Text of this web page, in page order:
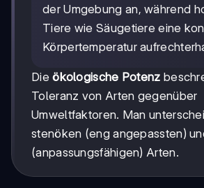
der Umgebung an, während
Tiere wie Säugetiere eine
Körpertemperatur
Dieökologische Potenz
Toleranz von Arten gegenüber
Umweltfaktoren. Man
stenöken (eng angepassten)
(anpassungsfähigen) Arten.